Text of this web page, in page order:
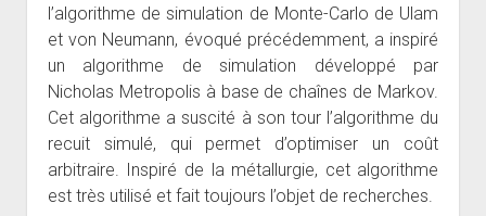
l’algorithme de simulation de Monte-Carlo de Ulam
et von Neumann, évoqué précédemment, a inspiré
un algorithme de simulation développé par
Nicholas Metropolis à base de chaînes de Markov.
Cet algorithme a suscité à son tour l’algorithme du
recuit simulé, qui permet d’optimiser un coût
arbitraire. Inspiré de la métallurgie, cet algorithme
est très utilisé et fait toujours l’objet de recherches.